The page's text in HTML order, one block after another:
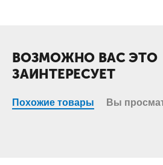
ВОЗМОЖНО ВАС ЭТО
ЗАИНТЕРЕСУЕТ
Похожие товары Вы